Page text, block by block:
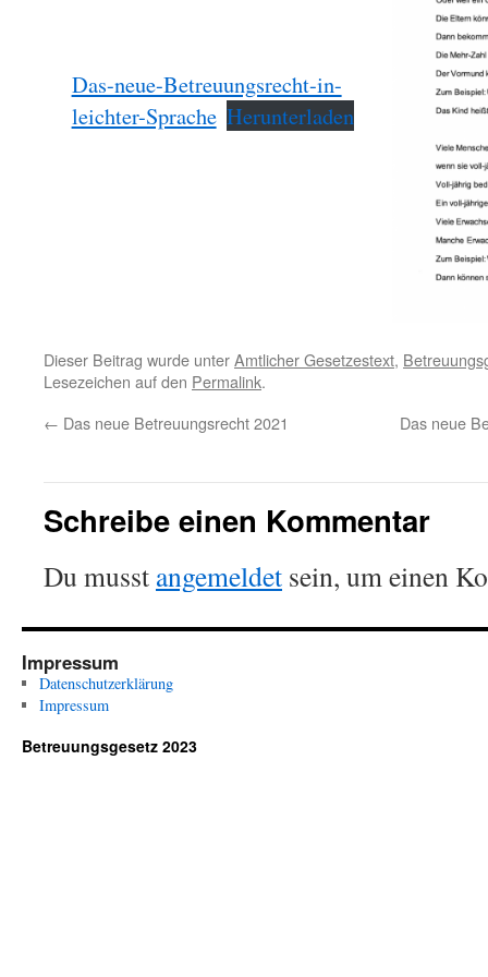
Das-neue-Betreuungsrecht-in-
leichter-Sprache Herunterladen
Dieser Beitrag wurde unterAmtlicher Gesetzestext,
Lesezeichen auf den Permalink.
← Das neue Betreuungsrecht 2021 Das neue
Schreibe einen Kommentar
Du musst angemeldet sein, um einen
Impressum
Datenschutzerklärung
Impressum
Betreuungsgesetz 2023